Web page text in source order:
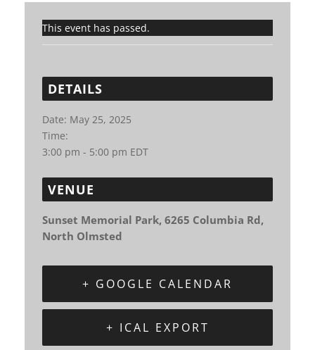
This event has passed.
DETAILS
Date: May 25, 2025
Time:
3:00 pm - 5:00 pm EDT
VENUE
Sunset Memorial Park, 6265 Columbia Rd,
North Olmsted
+ GOOGLE CALENDAR
+ ICAL EXPORT